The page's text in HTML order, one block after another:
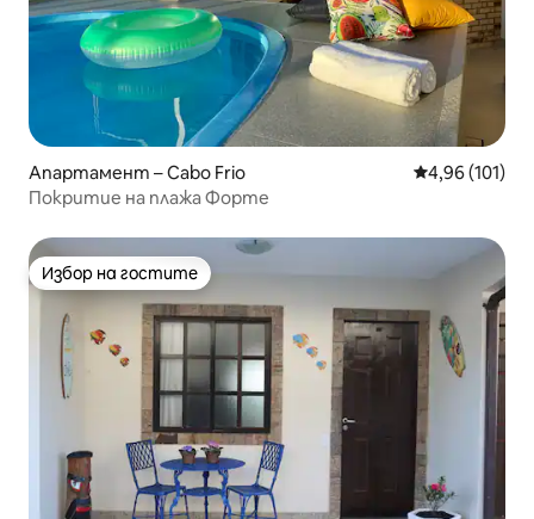
Апартамент – Cabo Frio Средна
4,96 (101)
Покритие на плажа Форте
Избор на гостите
Избор на гостите